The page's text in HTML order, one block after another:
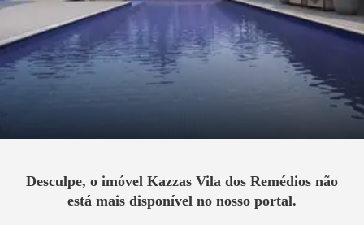
Desculpe, o imóvel Kazzas Vila dos Remédios não
está mais disponível no nosso portal.